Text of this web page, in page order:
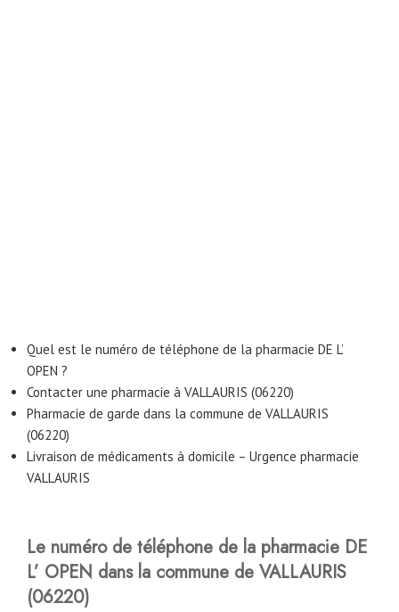
Quel est le numéro de téléphone de la pharmacie DE L’
OPEN ?
Contacter une pharmacie à VALLAURIS (06220)
Pharmacie de garde dans la commune de VALLAURIS
(06220)
Livraison de médicaments à domicile – Urgence pharmacie
VALLAURIS
Le numéro de téléphone de la pharmacie DE
L’ OPEN dans la commune de VALLAURIS
(06220)